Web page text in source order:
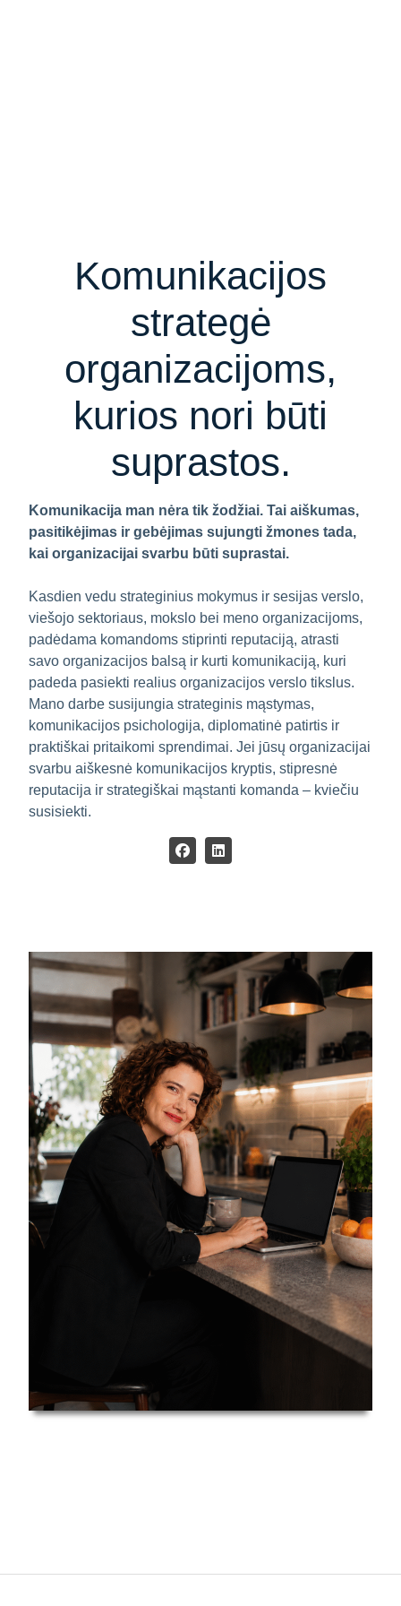
Komunikacijos
strategė
organizacijoms,
kurios nori būti
suprastos.
Komunikacija man nėra tik žodžiai. Tai aiškumas,
pasitikėjimas ir gebėjimas sujungti žmones tada,
kai organizacijai svarbu būti suprastai.
Kasdien vedu strateginius mokymus ir sesijas verslo,
viešojo sektoriaus, mokslo bei meno organizacijoms,
padėdama komandoms stiprinti reputaciją, atrasti
savo organizacijos balsą ir kurti komunikaciją, kuri
padeda pasiekti realius organizacijos verslo tikslus.
Mano darbe susijungia strateginis mąstymas,
komunikacijos psichologija, diplomatinė patirtis ir
praktiškai pritaikomi sprendimai. Jei jūsų organizacijai
svarbu aiškesnė komunikacijos kryptis, stipresnė
reputacija ir strategiškai mąstanti komanda – kviečiu
susisiekti.